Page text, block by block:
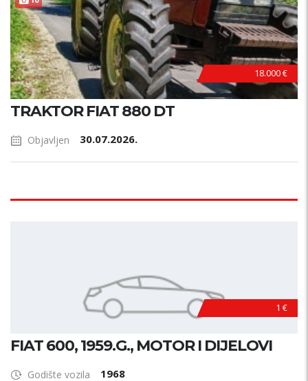
18.000 €
TRAKTOR FIAT 880 DT
Objavljen 30.07.2026.
1 €
FIAT 600, 1959.G., MOTOR I DIJELOVI
Godište vozila 1968